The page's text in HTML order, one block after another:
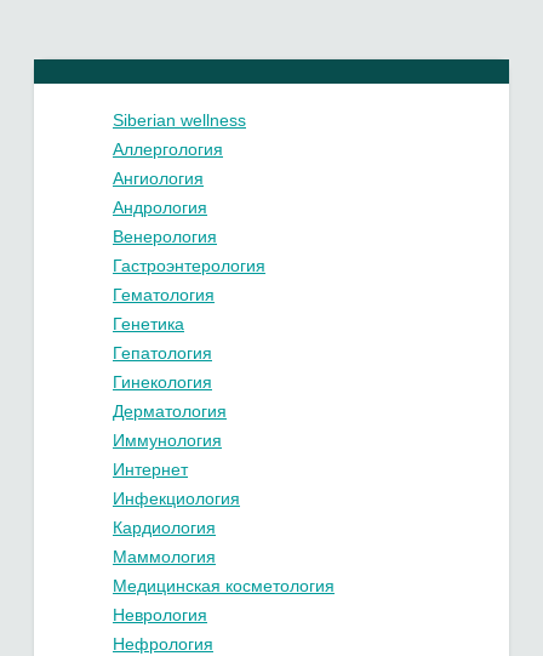
Siberian wellness
Аллергология
Ангиология
Андрология
Венерология
Гастроэнтерология
Гематология
Генетика
Гепатология
Гинекология
Дерматология
Иммунология
Интернет
Инфекциология
Кардиология
Маммология
Медицинская косметология
Неврология
Нефрология